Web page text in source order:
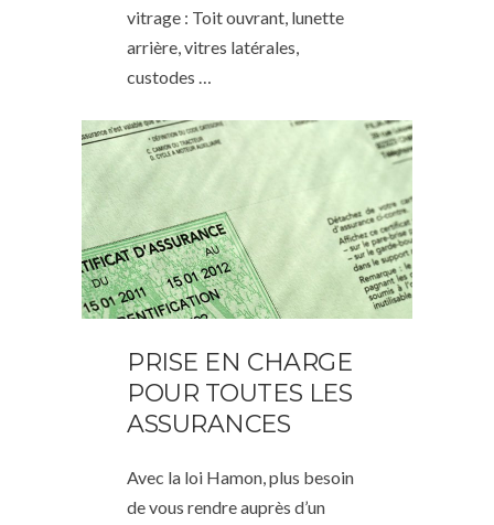
vitrage : Toit ouvrant, lunette
arrière, vitres latérales,
custodes …
PRISE EN CHARGE
POUR TOUTES LES
ASSURANCES
Avec la loi Hamon, plus besoin
de vous rendre auprès d’un